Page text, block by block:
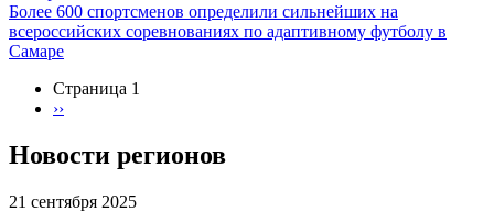
Более 600 спортсменов определили сильнейших на
всероссийских соревнованиях по адаптивному футболу в
Самаре
Нумерация
Страница 1
Следующая
››
Новости регионов
21 сентября 2025